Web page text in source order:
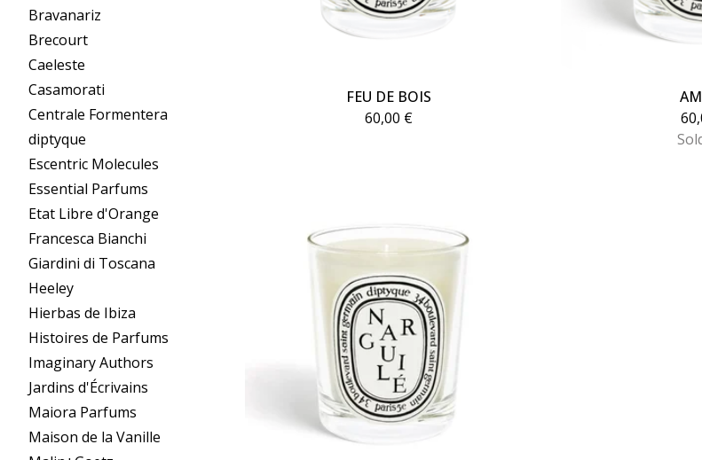
Bravanariz
Brecourt
Caeleste
Casamorati
Centrale Formentera
diptyque
Escentric Molecules
Essential Parfums
Etat Libre d'Orange
Francesca Bianchi
Giardini di Toscana
Heeley
Hierbas de Ibiza
Histoires de Parfums
Imaginary Authors
Jardins d'Écrivains
Maiora Parfums
Maison de la Vanille
FEU DE BOIS
60,00 €